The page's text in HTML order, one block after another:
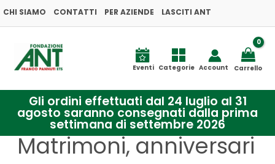
Vai
al
contenuto
CHI SIAMO CONTATTI PER AZIENDE LASCITI ANT
Eventi Categorie Account Carrello
Gli ordini effettuati dal 24 luglio al 31
agosto saranno consegnati dalla prima
settimana di settembre 2026
Matrimoni, anniversari
in
base
recente